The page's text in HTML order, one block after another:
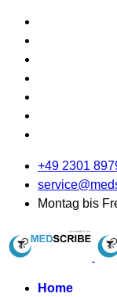
+49 2301
Montag bis
Home